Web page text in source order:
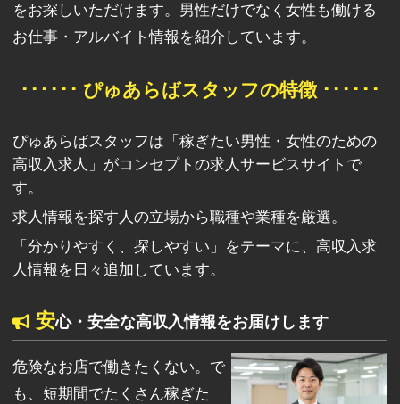
をお探しいただけます。男性だけでなく女性も働ける
お仕事・アルバイト情報を紹介しています。
･･････ ぴゅあらばスタッフの特徴 ･･････
ぴゅあらばスタッフは「稼ぎたい男性・女性のための
高収入求人」がコンセプトの求人サービスサイトで
す。
求人情報を探す人の立場から職種や業種を厳選。
「分かりやすく、探しやすい」をテーマに、高収入求
人情報を日々追加しています。
安心・安全な高収入情報をお届けします
危険なお店で働きたくない。で
も、短期間でたくさん稼ぎた